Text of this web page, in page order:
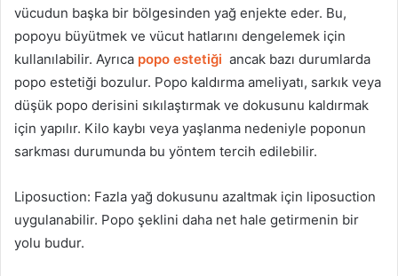
vücudun başka bir bölgesinden yağ enjekte eder. Bu,
popoyu büyütmek ve vücut hatlarını dengelemek için
kullanılabilir. Ayrıca popo estetiği ancak bazı durumlarda
popo estetiği bozulur. Popo kaldırma ameliyatı, sarkık veya
düşük popo derisini sıkılaştırmak ve dokusunu kaldırmak
için yapılır. Kilo kaybı veya yaşlanma nedeniyle poponun
sarkması durumunda bu yöntem tercih edilebilir.
Liposuction: Fazla yağ dokusunu azaltmak için liposuction
uygulanabilir. Popo şeklini daha net hale getirmenin bir
yolu budur.